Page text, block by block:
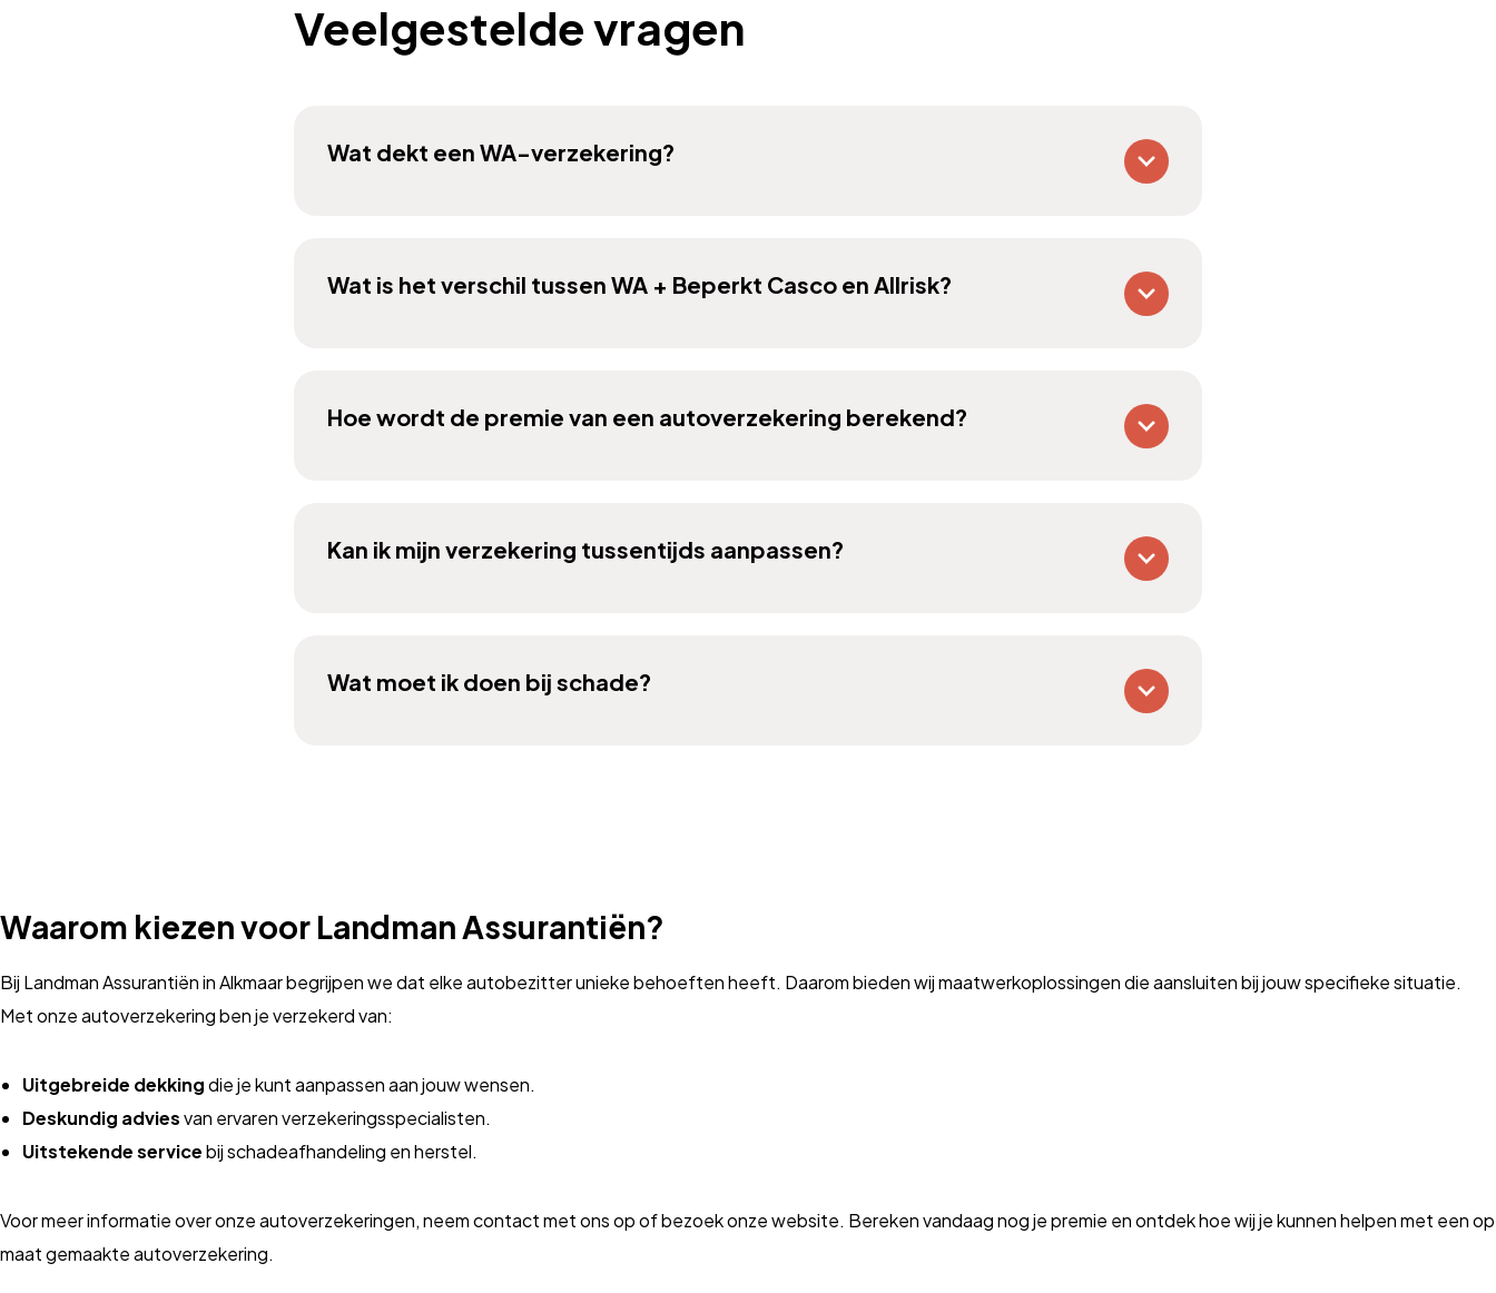
Veelgestelde vragen
Wat dekt een WA-verzekering?
Wat is het verschil tussen WA + Beperkt Casco en Allrisk?
Hoe wordt de premie van een autoverzekering berekend?
Kan ik mijn verzekering tussentijds aanpassen?
Wat moet ik doen bij schade?
Waarom kiezen voor Landman Assurantiën?
Bij Landman Assurantiën in Alkmaar begrijpen we dat elke autobezitter unieke behoeften heeft. Daarom bieden wij maatwerkoplossingen die aansluiten bij jouw specifieke situatie.
Met onze autoverzekering ben je verzekerd van:
Uitgebreide dekkingdie je kunt aanpassen aan jouw wensen.
Deskundig adviesvan ervaren verzekeringsspecialisten.
Uitstekende servicebij schadeafhandeling en herstel.
Voor meer informatie over onze autoverzekeringen, neem contact met ons op of bezoek onze website. Bereken vandaag nog je premie en ontdek hoe wij je kunnen helpen met een op
maat gemaakte autoverzekering.